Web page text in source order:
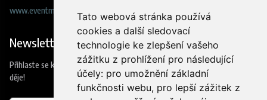
Tato webová stránka používá
cookies a další sledovací
technologie ke zlepšení vašeho
zážitku z prohlížení pro následující
účely: pro umožnění základní
funkčnosti webu, pro lepší zážitek z
www.eventmedia.cz
Newsletter
Přihlaste se k odběru našeho newsleteru a budete jako první vědět co se
děje!